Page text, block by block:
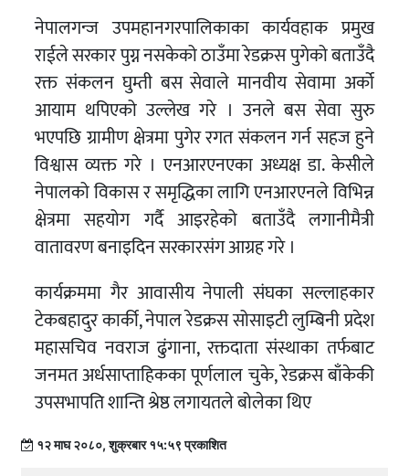
नेपालगन्ज उपमहानगरपालिकाका कार्यवहाक प्रमुख
राईले सरकार पुग्न नसकेको ठाउँमा रेडक्रस पुगेको बताउँदै
रक्त संकलन घुम्ती बस सेवाले मानवीय सेवामा अर्को
आयाम थपिएको उल्लेख गरे । उनले बस सेवा सुरु
भएपछि ग्रामीण क्षेत्रमा पुगेर रगत संकलन गर्न सहज हुने
विश्वास व्यक्त गरे । एनआरएनएका अध्यक्ष डा. केसीले
नेपालको विकास र समृद्धिका लागि एनआरएनले विभिन्न
क्षेत्रमा सहयोग गर्दै आइरहेको बताउँदै लगानीमैत्री
वातावरण बनाइदिन सरकारसंग आग्रह गरे ।
कार्यक्रममा गैर आवासीय नेपाली संघका सल्लाहकार
टेकबहादुर कार्की, नेपाल रेडक्रस सोसाइटी लुम्बिनी प्रदेश
महासचिव नवराज ढुंगाना, रक्तदाता संस्थाका तर्फबाट
जनमत अर्धसाप्ताहिकका पूर्णलाल चुके, रेडक्रस बाँकेकी
उपसभापति शान्ति श्रेष्ठ लगायतले बोलेका थिए
१२ माघ २०८०, शुक्रबार १५:५९ प्रकाशित